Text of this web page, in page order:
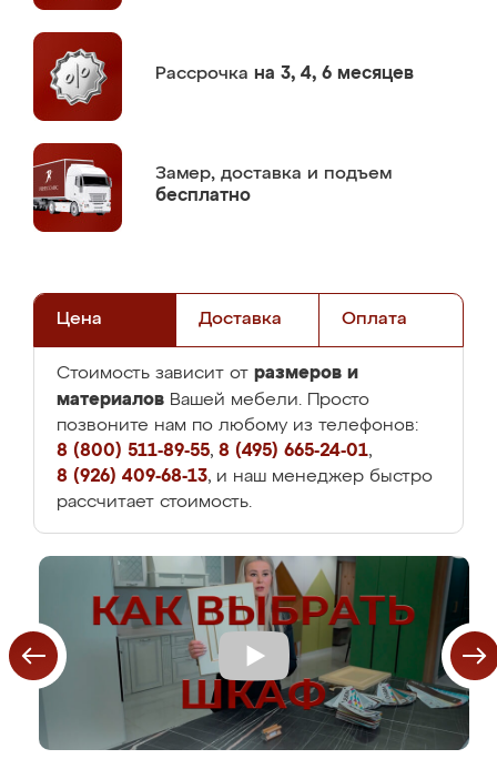
Рассрочка на 3, 4, 6 месяцев
Замер, доставка и подъем
бесплатно
Цена Доставка Оплата
Стоимость зависит от размеров и
материалов Вашей мебели. Просто
позвоните нам по любому из телефонов:
8 (800) 511-89-55, 8 (495) 665-24-01,
8 (926) 409-68-13, и наш менеджер быстро
рассчитает стоимость.